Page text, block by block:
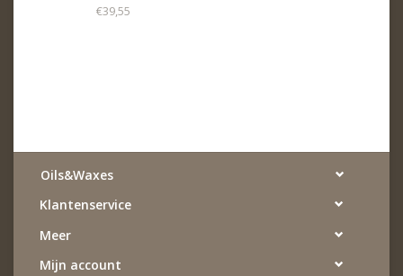
€39,55
Oils&Waxes
Klantenservice
Meer
Mijn account